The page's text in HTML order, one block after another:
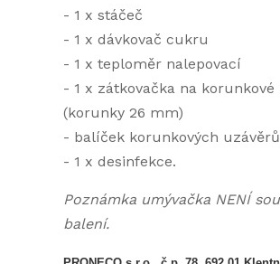
- 1 x stáčeč
- 1 x dávkovač cukru
- 1 x teploměr nalepovací
- 1 x zátkovačka na korunkové
(korunky 26 mm)
- balíček korunkových
- 1 x desinfekce.
Poznámka umývačka NENÍ
balení.